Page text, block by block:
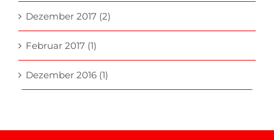
Dezember 2017 (2)
Februar 2017 (1)
Dezember 2016 (1)